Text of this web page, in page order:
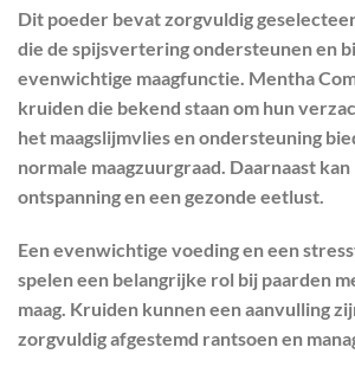
Dit poeder bevat zorgvuldig
die de spijsvertering ondersteunen en
evenwichtige maagfunctie. Mentha
kruiden die bekend staan om hun
het maagslijmvlies en ondersteuning
normale maagzuurgraad. Daarnaast
ontspanning en een gezonde eetlust.
Een evenwichtige voeding en een
spelen een belangrijke rol bij paarden
maag. Kruiden kunnen een aanvulling
zorgvuldig afgestemd rantsoen en